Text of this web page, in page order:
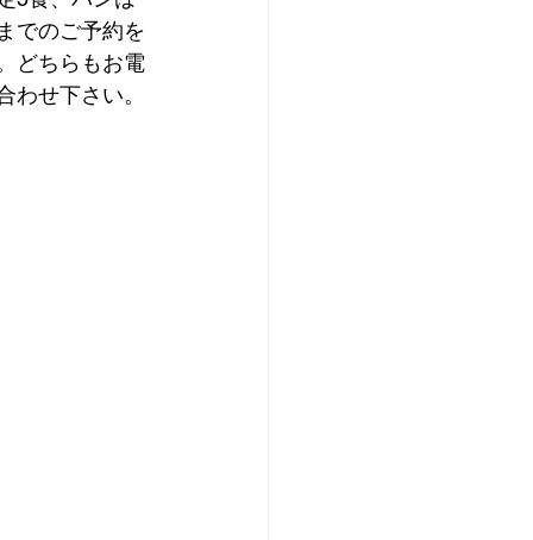
でのご予約を
どちらもお電
わせ下さい。